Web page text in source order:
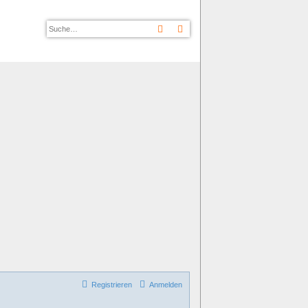
Suche
Anmelden
Registrieren